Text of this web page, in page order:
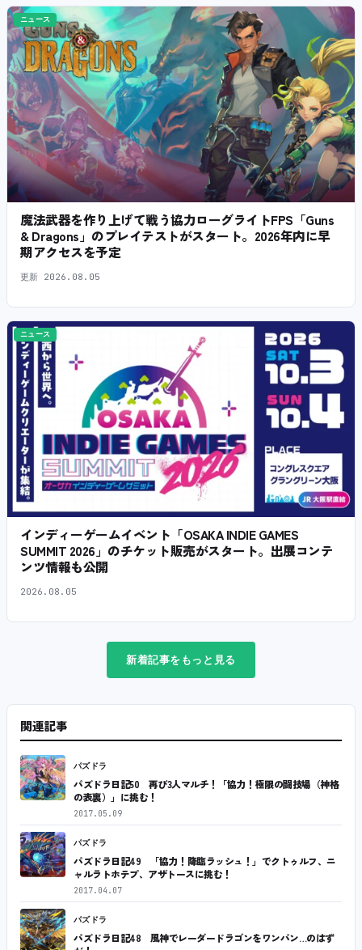
ニュース
魔法武器を作り上げて戦う協力ローグライトFPS「Guns
& Dragons」のプレイテストがスタート。2026年内に早
期アクセスを予定
更新 2026.08.05
ニュース
インディーゲームイベント「OSAKA INDIE GAMES
SUMMIT 2026」のチケット販売がスタート。出展コンテ
ンツ情報も公開
2026.08.05
新着記事をもっと見る
関連記事
パズドラ
パズドラ日記50 再び3人マルチ！「協力！極限の闘技場（神格
の表裏）」に挑む！
2017.05.09
パズドラ
パズドラ日記49 「協力！降臨ラッシュ！」でクトゥルフ、ニ
ャルラトホテプ、アザトースに挑む！
2017.04.07
パズドラ
パズドラ日記48 風神でレーダードラゴンをワンパン…のはず